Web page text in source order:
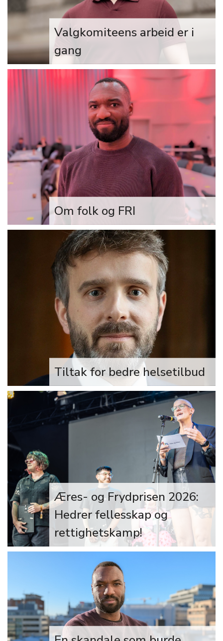
Valgkomiteens arbeid er i
gang
– Sammen skal vi finne et sentralstyre
som kan lede FRI inn i neste periode
og være en sterk og tydelig pådriver
for skeives rettigheter, sier leder av
valgkomiteen i FRI, Joakim Aadland,
og oppfordrer folk til å ta kontakt
direkte eller ved å sende inn forslag
til kandidater.
Om folk og FRI
Den siste tiden har sentrale stemmer
i partiet Høyre snakket om behovet
for å «frikoble» Pride fra FRI. Det vil si,
nestleder Ola Svenneby og Kristin
Clemet i Civita.
Tiltak for bedre helsetilbud
Helse- og omsorgsminister Jan
Christian Vestre lanserer tre tiltak for
å bedre helsetilbudet for
transpersoner, og lover at det skal bli
Æres- og Frydprisen 2026:
Hedrer fellesskap og
rettighetskamp!
Bildet: Marianne Gulli, styreleder i FRI
Oslo og Viken, holdt tale på
utdelingen til Æres- og Frydprisen
2026 under åpningsshowet…